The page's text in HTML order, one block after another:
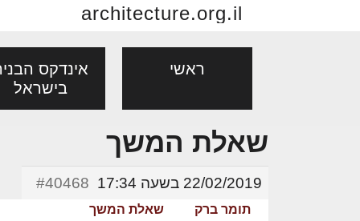
architecture.org.il
ראשי
אינדקס
בישראל
אדריכלים -
מקצועות
מחקר ועיון
בנייה
ועסקאות
פורום אדריכלות, תכנון
ובניה
יעוץ מקצועי לבונים, למשפצים
שאלת המשך
22/02/2019 בשעה 17:34 #40468
תומר ברק
שאלת המשך